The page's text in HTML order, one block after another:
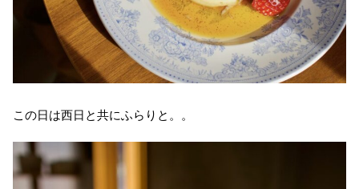
この日は西日と共にふらりと。。